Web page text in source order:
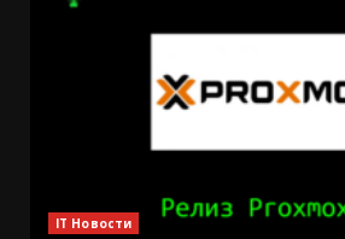
IT Новости